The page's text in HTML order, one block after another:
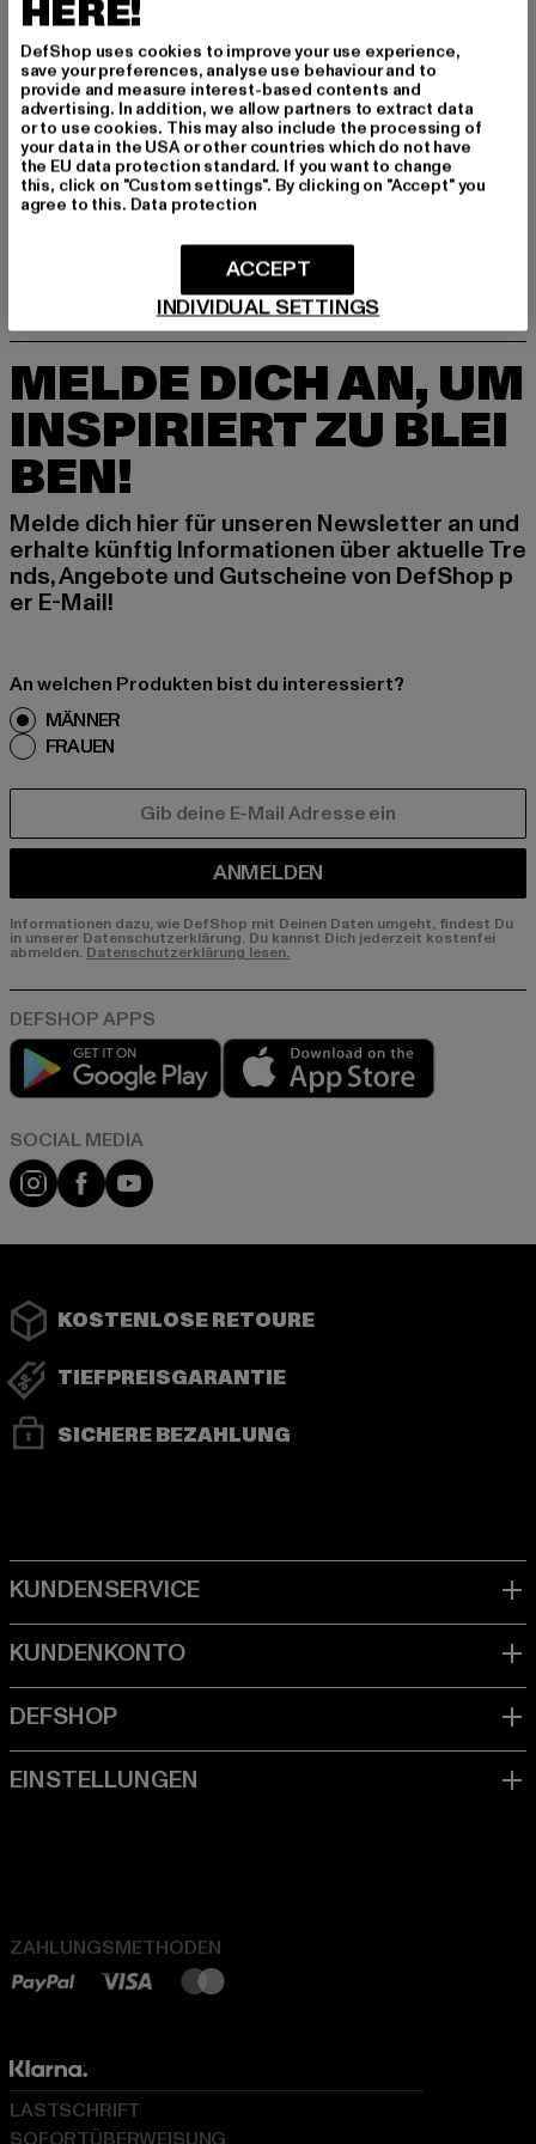
GRÖSSE & PASSFORM
PFLEGEHINWEISE
LIEFERUNG & RÜCKGABE
MELDE DICH AN, UM
INSPIRIERT ZU BLEI
BEN!
Melde dich hier für unseren Newsletter an und
erhalte künftig Informationen über aktuelle Tre
nds, Angebote und Gutscheine von DefShop p
er E-Mail!
An welchen Produkten bist du interessiert?
MÄNNER
FRAUEN
ANMELDEN
Informationen dazu, wie DefShop mit Deinen Daten umgeht, findest Du
in unserer Datenschutzerklärung. Du kannst Dich jederzeit kostenfei
abmelden. Datenschutzerklärung lesen.
Play market
Instagram
FacebookYouTube
KOSTENLOSE RETOURE
TIEFPREISGARANTIE
SICHERE BEZAHLUNG
ZAHLUNGSMETHODEN
LASTSCHRIFT
HERE!
DefShop uses cookies to improve your use experience,
save your preferences, analyse use behaviour and to
provide and measure interest-based contents and
advertising. In addition, we allow partners to extract data
or to use cookies. This may also include the processing of
your data in the USA or other countries which do not have
the EU data protection standard. If you want to change
this, click on "Custom settings". By clicking on "Accept" you
agree to this. Data protection
INDIVIDUAL SETTINGS
ACCEPT